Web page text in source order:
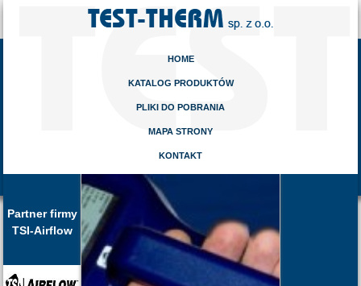
HOME
KATALOG PRODUKTÓW
PLIKI DO POBRANIA
MAPA STRONY
KONTAKT
Partner firmy
TSI-Airflow